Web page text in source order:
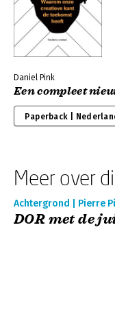
Daniel Pink
Een compleet
Paperback |
Meer over
Achtergrond | Pierre
DOR met de